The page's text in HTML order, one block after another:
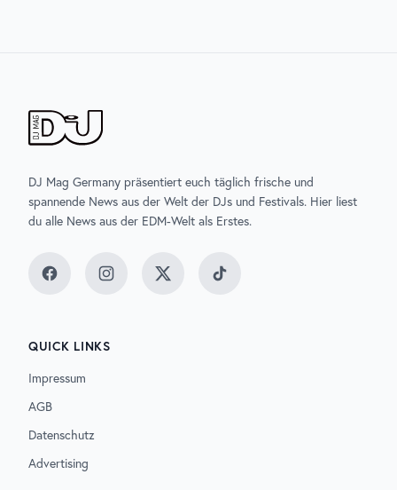
DJ Mag Germany präsentiert euch täglich frische und
spannende News aus der Welt der DJs und Festivals. Hier liest
du alle News aus der EDM-Welt als Erstes.
FacebookInstagramTwitter TikTok
QUICK LINKS
Impressum
AGB
Datenschutz
Advertising